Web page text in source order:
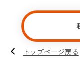
トップページ戻る